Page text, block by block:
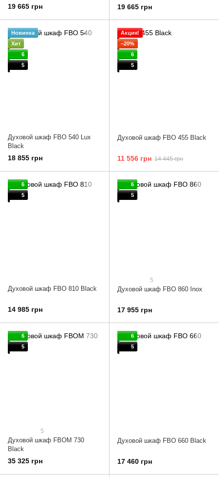
19 665 грн 19 665 грн
Новинка
Хит
6
5
Духовой шкаф FBO 540 Lux
Black
18 855 грн
Акция!
−20%
6
5
Духовой шкаф FBO 455 Black
11 556 грн 14 445 грн
6
5
Духовой шкаф FBO 810 Black
14 985 грн
6
5
5
Духовой шкаф FBO 860 Inox
17 955 грн
6
5
5
Духовой шкаф FBOM 730
Black
35 325 грн
6
5
Духовой шкаф FBO 660 Black
17 460 грн